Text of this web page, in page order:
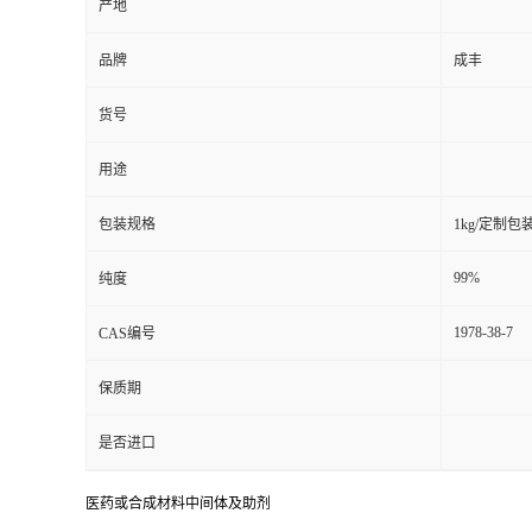
产地
品牌 成丰
货号
用途
包装规格 1kg/定制包
纯度 99%
CAS编号 1978-38-7
保质期
是否进口
医药或合成材料中间体及助剂